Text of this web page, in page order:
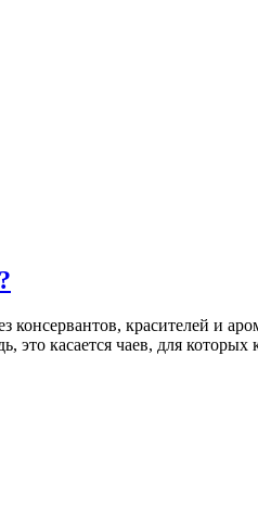
консервантов, красителей и
это касается чаев, для